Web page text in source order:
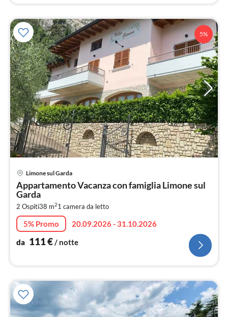
5%
Limone sul Garda
Appartamento Vacanza con famiglia Limone sul
Garda
2 Ospiti38 m21 camera da letto
5% Promo
20.09.2026 - 31.10.2026
da 111€/ notte